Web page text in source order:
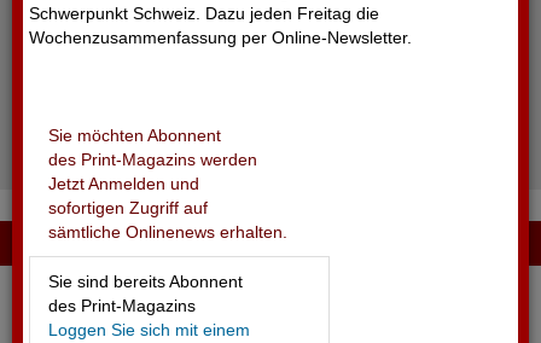
Schwerpunkt Schweiz. Dazu jeden Freitag die
Wochenzusammenfassung per Online-Newsletter.
Sie möchten Abonnent
des Print-Magazins werden
Jetzt Anmelden und
sofortigen Zugriff auf
sämtliche Onlinenews erhalten.
Sie sind bereits Abonnent
des Print-Magazins
Loggen Sie sich mit einem
Passwort vergessen?
Noch nicht registriert?
29.04.2026 - KRANKENKASSEN
Nationalrat will Sponsoring einschränken